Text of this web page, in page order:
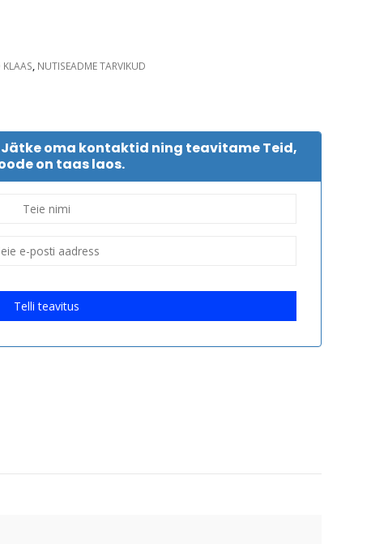
, NUTISEADME TARVIKUD
oma kontaktid ning teavitame Teid,
on taas laos.
Telli teavitus